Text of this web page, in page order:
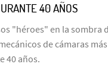
40 AÑOS
"héroes" en la sombra
de cámaras
40 años.